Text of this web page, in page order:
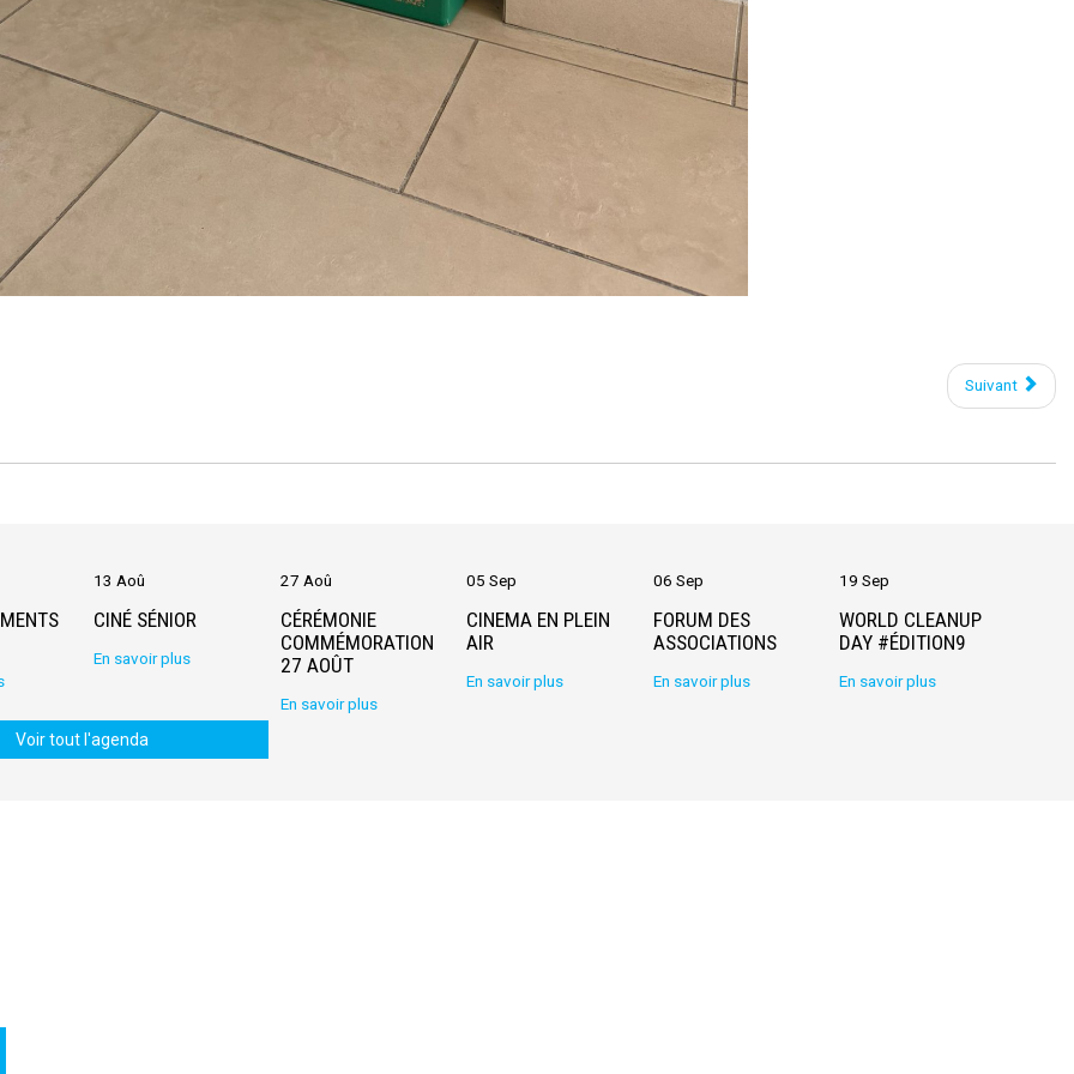
Suivant
13 Aoû
CINÉ SÉNIOR
En savoir plus
27 Aoû
CÉRÉMONIE
COMMÉMORATION
27 AOÛT
En savoir plus
05 Sep
CINEMA EN PLEIN
AIR
En savoir plus
06 Sep
FORUM DES
ASSOCIATIONS
En savoir plus
19 Sep
WORLD CLEANUP
DAY #ÉDITION9
En savoir plus
Voir tout l'agenda